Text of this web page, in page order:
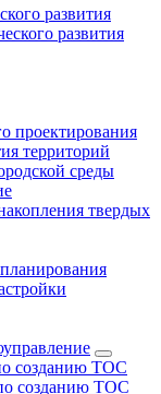
развития
развития
проектирования
территорий
среды
твердых
созданию ТОС
созданию ТОС